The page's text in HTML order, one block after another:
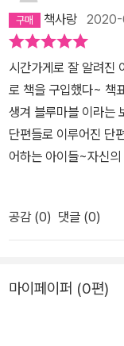
책사랑
시간가게로 잘 알려진
로 책을 구입했다~ 책
생겨 블루마블 이라는
단편들로 이루어진 단
어하는 아이들~자신
는 어른으로써 부끄럽
소를 지으며 읽었다~
내고 싶어하는지 귀기울여야겠다~
공감 (0) 댓글 (0)
마이페이퍼 (0편)